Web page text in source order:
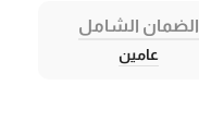
الضمان الشامل
عامين